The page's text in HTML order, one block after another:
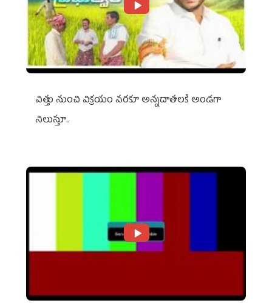
విత్తు నుంచి విక్రయం వరకూ అన్నదాతలకి అండగా
నిలుస్తూ..